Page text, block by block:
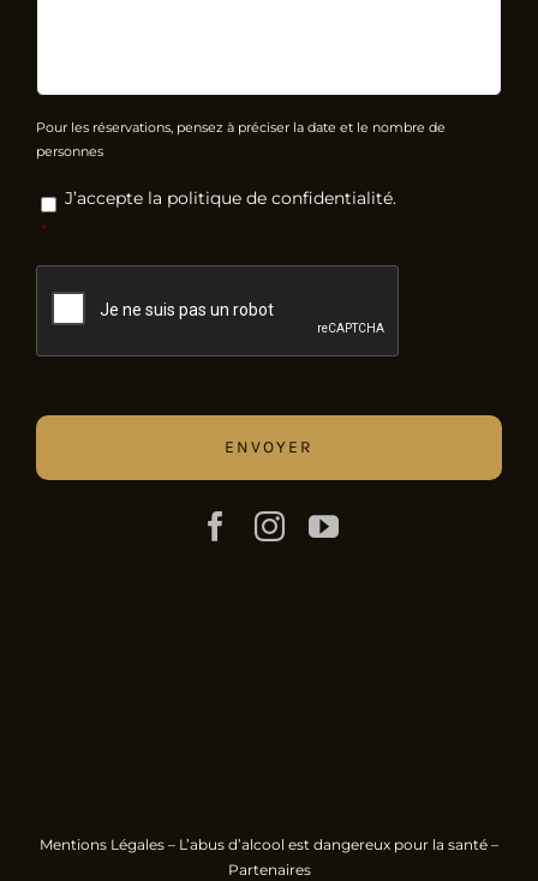
Pour les réservations, pensez à préciser la date et le nombre de
personnes
RGPD *
J’accepte la politique de confidentialité.
*
Mentions Légales – L’abus d’alcool est dangereux pour la santé –
Partenaires